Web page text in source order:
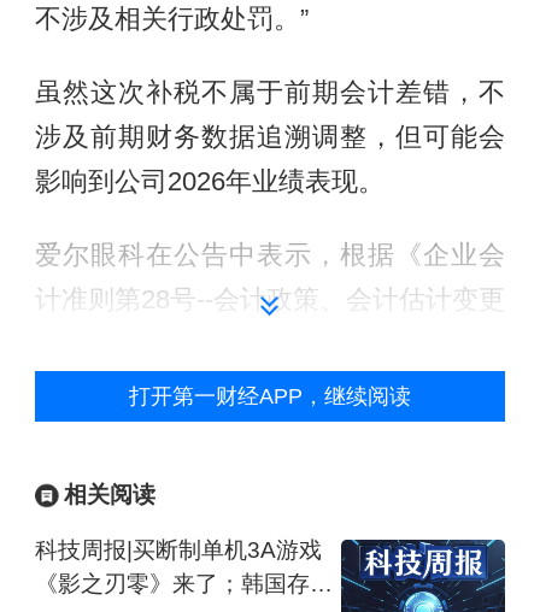
不涉及相关行政处罚。”
虽然这次补税不属于前期会计差错，不
涉及前期财务数据追溯调整，但可能会
影响到公司2026年业绩表现。
爱尔眼科在公告中表示，根据《企业会
计准则第28号--会计政策、会计估计变更
影响将计入公司2026年当期损益。
构，爱尔眼科主要通过收购或者新建的
方式扩张自己的医院网络。截至2025年
12月31日，公司境内医院391家，门诊
打开第一财经APP，继续阅读
相关阅读
科技周报|买断制单机3A游戏
《影之刃零》来了；韩国存储